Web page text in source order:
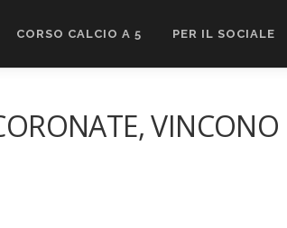
CORSO CALCIO A 5 PER IL SOCIALE